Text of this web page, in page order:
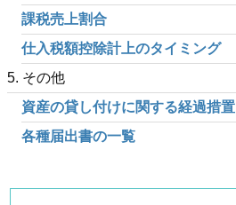
課税売上割合
仕入税額控除計上のタイミング
5. その他
資産の貸し付けに関する経過措置
各種届出書の一覧